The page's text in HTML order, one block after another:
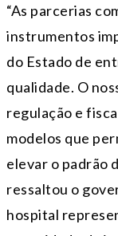
“As parcerias
instrumentos
do Estado de
qualidade. O
regulação e
modelos que
elevar o padrão
ressaltou o
hospital